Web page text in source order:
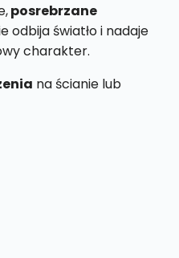
posrebrzane
odbija światło i nadaje
charakter.
na ścianie lub